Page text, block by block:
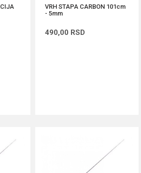
VRH STAPA CARBON 101cm
- 5mm
490,00 RSD